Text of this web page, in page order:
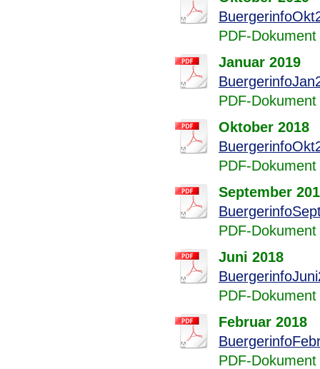
PDF-
Januar 2019
PDF-
Oktober 2018
PDF-
September
PDF-
Juni 2018
PDF-
Februar 2018
PDF-